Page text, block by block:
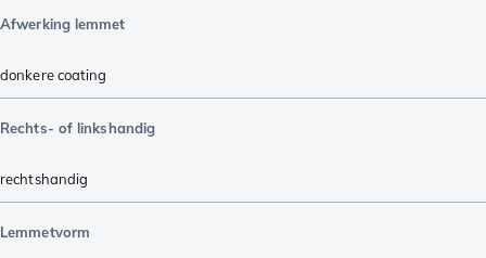
Afwerking lemmet
donkere coating
Rechts- of linkshandig
rechtshandig
Lemmetvorm